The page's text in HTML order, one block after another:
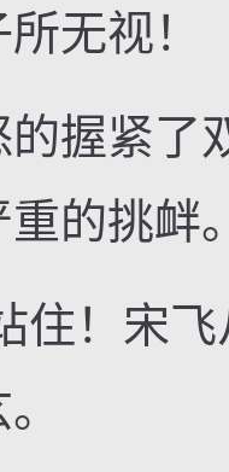
无视！
紧了
的挑衅
！宋飞